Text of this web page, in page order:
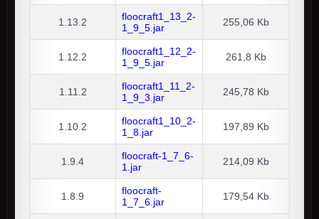
1.13.2
floocraft1_13_2-
1_9_5.jar
255,06 Kb
1.12.2
floocraft1_12_2-
1_9_5.jar
261,8 Kb
1.11.2
floocraft1_11_2-
1_9_3.jar
245,78 Kb
1.10.2
floocraft1_10_2-
1_8.jar
197,89 Kb
1.9.4
floocraft-1_7_6-
1.jar
214,09 Kb
1.8.9
floocraft-
1_7_6.jar
179,54 Kb